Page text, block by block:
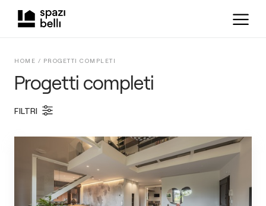
Progetti completi
HOME / PROGETTI COMPLETI
FILTRI